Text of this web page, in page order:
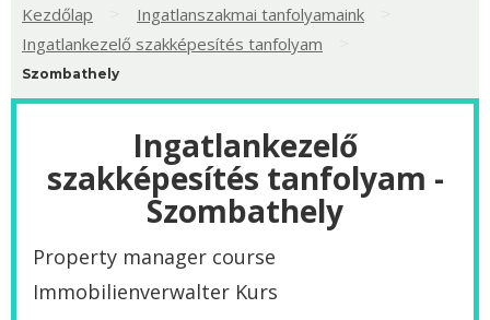
Kezdőlap Ingatlanszakmai tanfolyamaink
Ingatlankezelő szakképesítés tanfolyam
Szombathely
Ingatlankezelő
szakképesítés tanfolyam -
Szombathely
Property manager course
Immobilienverwalter Kurs